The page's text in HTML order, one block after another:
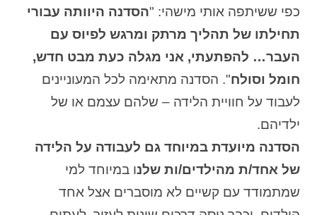
כפי ששיתפה אותי מישהי: "הסדנה היוותה עבורי
תחילתו של תהליך מרתק ומרגש לפיוס עם
העבר… להפתעתי, אני מגלה כעת מבט חדש,
חומל וסולח". הסדנה מתאימה לכל המעוניינים
לעבוד על חוויית הלידה – שלהם עצמם או של
ילדיהם.
הסדנה מיועדת במיוחד גם לעבודה על הלידה
של אחד/ת מהילדים/ות שלנו במיוחד למי
שמתמודד עם קשיים לא מוסברים אצל אחד